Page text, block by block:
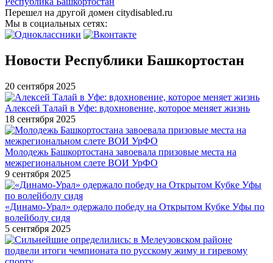
Перешел на другой домен citydisabled.ru
Мы в социальных сетях:
Новости Республики Башкортостан
20 сентября 2025
Алексей Талай в Уфе: вдохновение, которое меняет жизнь
18 сентября 2025
Молодежь Башкортостана завоевала призовые места на
межрегиональном слете ВОИ УрФО
9 сентября 2025
«Динамо-Урал» одержало победу на Открытом Кубке Уфы по
волейболу сидя
5 сентября 2025